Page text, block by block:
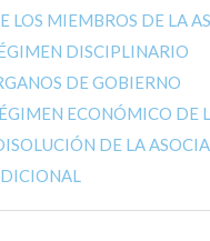
LOS MIEMBROS DE LA
DISCIPLINARIO
DE GOBIERNO
ECONÓMICO DE
DE LA